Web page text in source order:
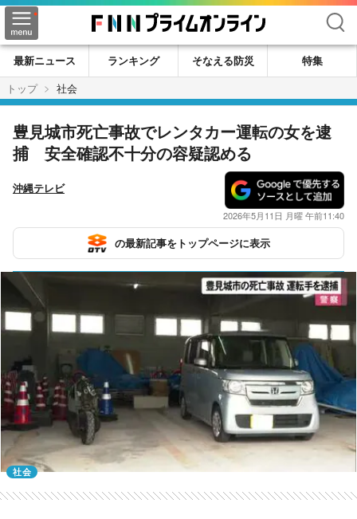
検索
最新ニュース ランキング そなえる防災
特集
トップ
社会
豊見城市死亡事故でレンタカー運転の女を逮
捕 安全確認不十分の容疑認める
沖縄テレビ
2026年5月11日 月曜 午前11:40
の最新記事をトップページに表示
社会